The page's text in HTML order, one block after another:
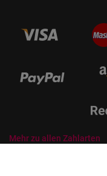
Mehr zu allen Zahlarten